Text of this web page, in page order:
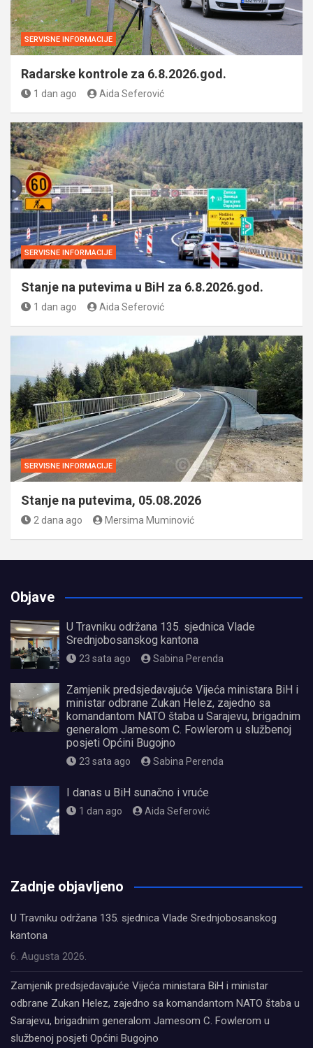
SERVISNE INFORMACIJE
Radarske kontrole za 6.8.2026.god.
1 dan ago Aida Seferović
SERVISNE INFORMACIJE
Stanje na putevima u BiH za 6.8.2026.god.
1 dan ago Aida Seferović
SERVISNE INFORMACIJE
Stanje na putevima, 05.08.2026
2 dana ago Mersima Muminović
Objave
U Travniku održana 135. sjednica Vlade
Srednjobosanskog kantona
23 sata ago Sabina Perenda
Zamjenik predsjedavajuće Vijeća ministara BiH i
ministar odbrane Zukan Helez, zajedno sa
komandantom NATO štaba u Sarajevu, brigadnim
generalom Jamesom C. Fowlerom u službenoj
posjeti Općini Bugojno
23 sata ago Sabina Perenda
I danas u BiH sunačno i vruće
1 dan ago Aida Seferović
Zadnje objavljeno
U Travniku održana 135. sjednica Vlade Srednjobosanskog
kantona
6. Augusta 2026.
Zamjenik predsjedavajuće Vijeća ministara BiH i ministar
odbrane Zukan Helez, zajedno sa komandantom NATO štaba u
Sarajevu, brigadnim generalom Jamesom C. Fowlerom u
službenoj posjeti Općini Bugojno